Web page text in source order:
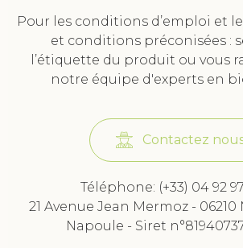
Pour les conditions d’emploi et
et conditions préconisées :
l’étiquette du produit ou vous
notre équipe d'experts en
Contactez
Téléphone: (+33) 04 92
21 Avenue Jean Mermoz -
Napoule - Siret